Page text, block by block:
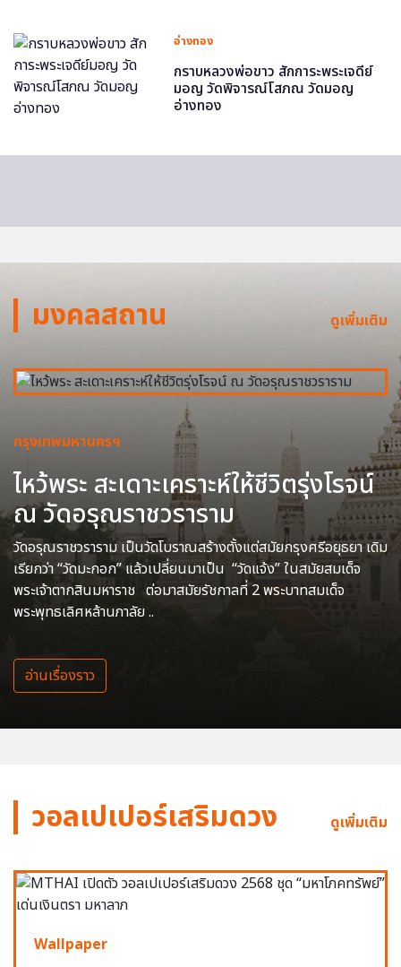
อ่างทอง
กราบหลวงพ่อขาว สักการะพระเจดีย์
มอญ วัดพิจารณ์โสภณ วัดมอญ
อ่างทอง
มงคลสถาน ดูเพิ่มเติม
กรุงเทพมหานครฯ
ไหว้พระ สะเดาะเคราะห์ให้ชีวิตรุ่งโรจน์
ณ วัดอรุณราชวราราม
วัดอรุณราชวราราม เป็นวัดโบราณสร้างตั้งแต่สมัยกรุงศรีอยุธยา เดิม
เรียกว่า “วัดมะกอก” แล้วเปลี่ยนมาเป็น “วัดแจ้ง” ในสมัยสมเด็จ
พระเจ้าตากสินมหาราช ต่อมาสมัยรัชกาลที่ 2 พระบาทสมเด็จ
พระพุทธเลิศหล้านภาลัย ..
อ่านเรื่องราว
วอลเปเปอร์เสริมดวง ดูเพิ่มเติม
Wallpaper